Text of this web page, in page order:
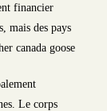
financier
mais des pays
canada goose
Le corps